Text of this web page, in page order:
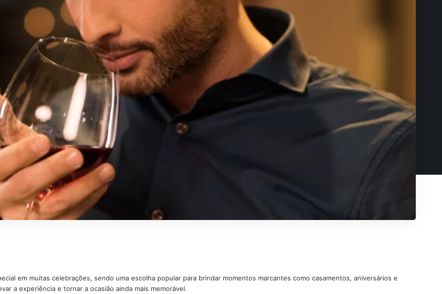
em muitas celebrações, sendo uma escolha popular para brindar momentos marcantes como casamentos, aniversários e
a experiência e tornar a ocasião ainda mais memorável.